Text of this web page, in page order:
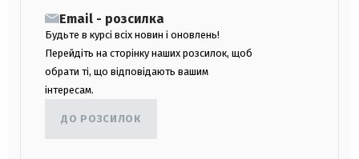
Email - розсилка
Будьте в курсі всіх новин і оновлень!
Перейдіть на сторінку наших розсилок, щоб
обрати ті, що відповідають вашим
інтересам.
ДО РОЗСИЛОК